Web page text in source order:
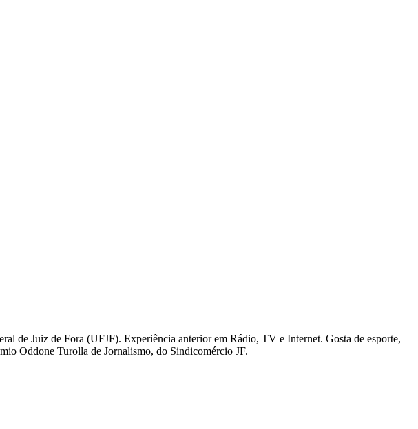
de Juiz de Fora (UFJF). Experiência anterior em Rádio, TV e Internet. Gosta de esporte,
Oddone Turolla de Jornalismo, do Sindicomércio JF.